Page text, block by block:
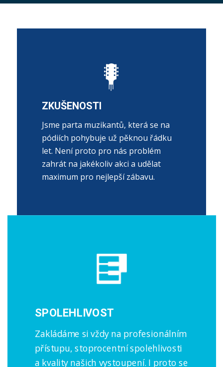
ZKUŠENOSTI
Jsme parta muzikantů, která se na
pódiích pohybuje už pěknou řádku
let. Není proto pro nás problém
zahrát na jakékoliv akci a udělat
maximum pro nejlepší zábavu.
SPOLEHLIVOST
Zakládáme si vždy na profesionálním
přístupu, stoprocentní spolehlivosti
a kvality našich vystoupení. I proto se